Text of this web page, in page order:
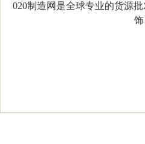
020制造网是全球专业的货源